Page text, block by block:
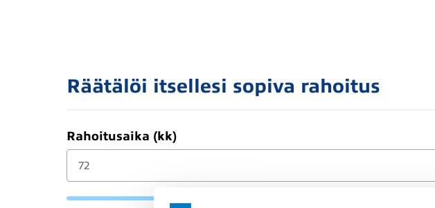
Räätälöi itsellesi sopiva rahoitus
Rahoitusaika (kk)